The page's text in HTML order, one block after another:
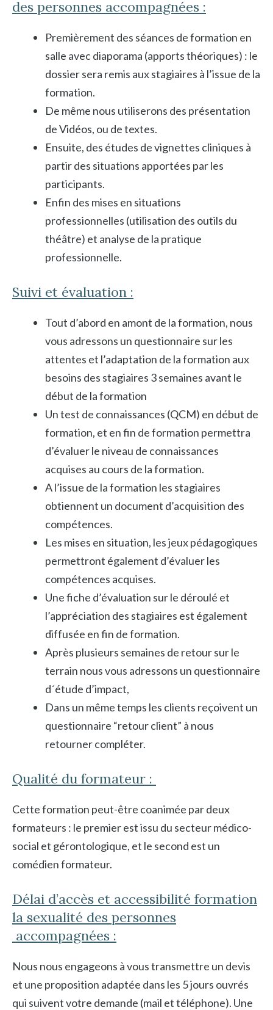
des personnes accompagnées :
Premièrement des séances de formation en
salle avec diaporama (apports théoriques) : le
dossier sera remis aux stagiaires à l’issue de la
formation.
De même nous utiliserons des présentation
de Vidéos, ou de textes.
Ensuite, des études de vignettes cliniques à
partir des situations apportées par les
participants.
Enfin des mises en situations
professionnelles (utilisation des outils du
théâtre) et analyse de la pratique
professionnelle.
Suivi et évaluation :
Tout d’abord en amont de la formation, nous
vous adressons un questionnaire sur les
attentes et l’adaptation de la formation aux
besoins des stagiaires 3 semaines avant le
début de la formation
Un test de connaissances (QCM) en début de
formation, et en fin de formation permettra
d’évaluer le niveau de connaissances
acquises au cours de la formation.
A l’issue de la formation les stagiaires
obtiennent un document d’acquisition des
compétences.
Les mises en situation, les jeux pédagogiques
permettront également d’évaluer les
compétences acquises.
Une fiche d’évaluation sur le déroulé et
l’appréciation des stagiaires est également
diffusée en fin de formation.
Après plusieurs semaines de retour sur le
terrain nous vous adressons un questionnaire
d´étude d’impact,
Dans un même temps les clients reçoivent un
questionnaire “retour client” à nous
retourner compléter.
Qualité du formateur :
Cette formation peut-être coanimée par deux
formateurs : le premier est issu du secteur médico-
social et gérontologique, et le second est un
comédien formateur.
Délai d’accès et accessibilité formation
la sexualité des personnes
accompagnées :
Nous nous engageons à vous transmettre un devis
et une proposition adaptée dans les 5 jours ouvrés
qui suivent votre demande (mail et téléphone). Une